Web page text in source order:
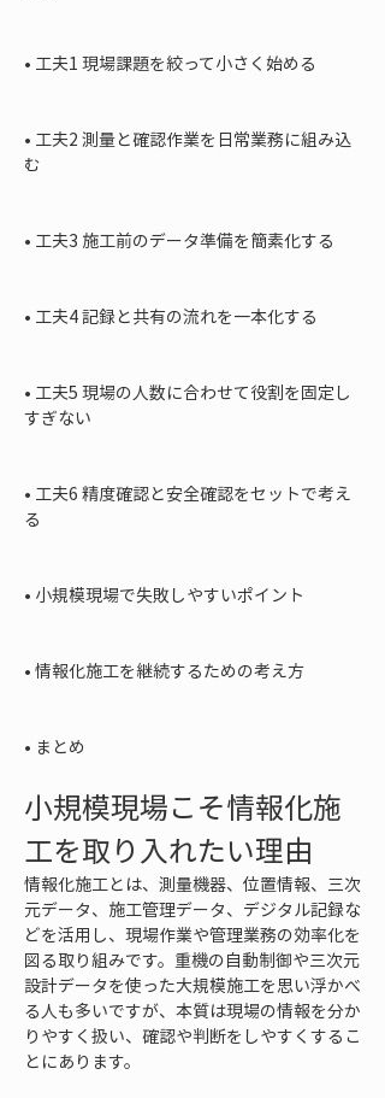
• 工夫1 現場課題を絞って小さく始める
• 工夫2 測量と確認作業を日常業務に組み込
む
• 工夫3 施工前のデータ準備を簡素化する
• 工夫4 記録と共有の流れを一本化する
• 工夫5 現場の人数に合わせて役割を固定し
すぎない
• 工夫6 精度確認と安全確認をセットで考え
る
• 小規模現場で失敗しやすいポイント
• 情報化施工を継続するための考え方
• まとめ
小規模現場こそ情報化施
工を取り入れたい理由
情報化施工とは、測量機器、位置情報、三次
元データ、施工管理データ、デジタル記録な
どを活用し、現場作業や管理業務の効率化を
図る取り組みです。重機の自動制御や三次元
設計データを使った大規模施工を思い浮かべ
る人も多いですが、本質は現場の情報を分か
りやすく扱い、確認や判断をしやすくするこ
とにあります。